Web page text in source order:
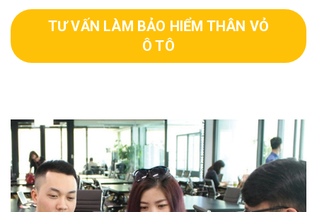
TƯ VẤN LÀM BẢO HIỂM THÂN VỎ
Ô TÔ